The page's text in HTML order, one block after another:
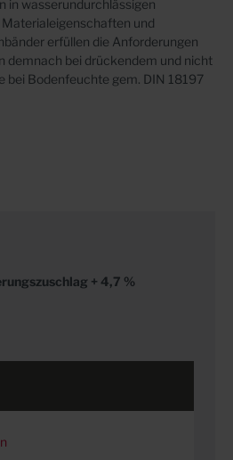
in wasserundurchlässigen
und
erfüllen die Anforderungen
demnach bei drückendem und nicht
bei Bodenfeuchte gem. DIN 18197
+ 4,7 %